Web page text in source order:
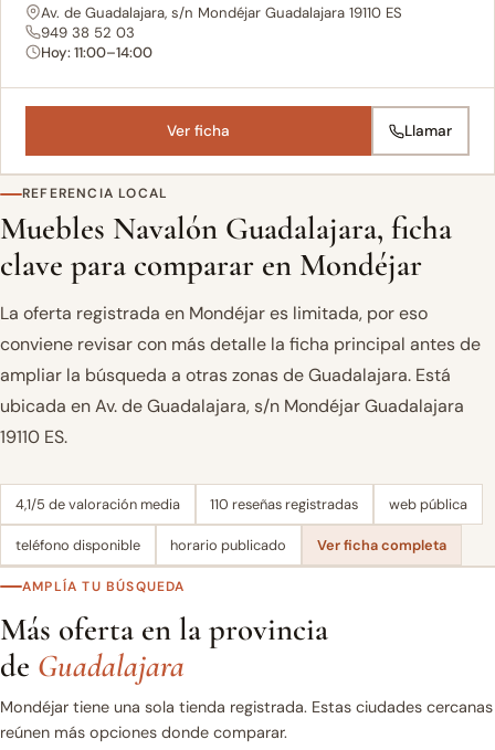
Av. de Guadalajara, s/n Mondéjar Guadalajara 19110 ES
949 38 52 03
Hoy: 11:00–14:00
Ver ficha Llamar
REFERENCIA LOCAL
Muebles Navalón Guadalajara, ficha
clave para comparar en Mondéjar
La oferta registrada en Mondéjar es limitada, por eso
conviene revisar con más detalle la ficha principal antes de
ampliar la búsqueda a otras zonas de Guadalajara. Está
ubicada en Av. de Guadalajara, s/n Mondéjar Guadalajara
19110 ES.
4,1/5 de valoración media 110 reseñas registradas web pública
teléfono disponible horario publicado Ver ficha completa
AMPLÍA TU BÚSQUEDA
Más oferta en la provincia
de Guadalajara
Mondéjar tiene una sola tienda registrada. Estas ciudades cercanas
reúnen más opciones donde comparar.